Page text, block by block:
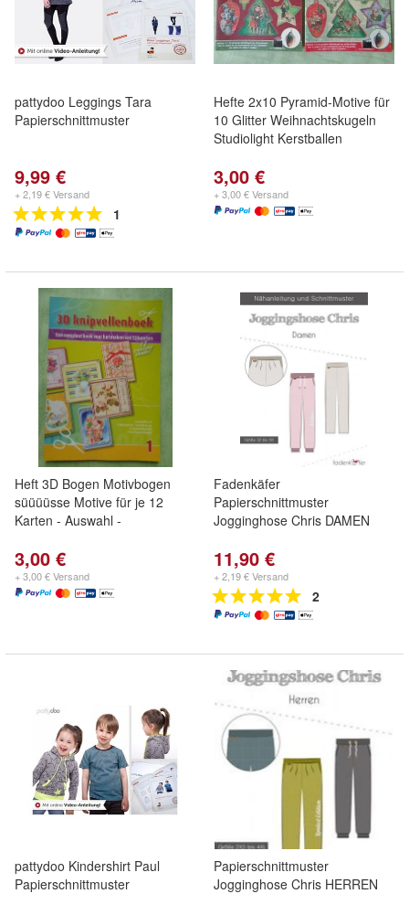
pattydoo Leggings Tara
Papierschnittmuster
9,99 €
+ 2,19 € Versand
1
Hefte 2x10 Pyramid-Motive für
10 Glitter Weihnachtskugeln
Studiolight Kerstballen
3,00 €
+ 3,00 € Versand
Heft 3D Bogen Motivbogen
süüüüsse Motive für je 12
Karten - Auswahl -
3,00 €
+ 3,00 € Versand
Fadenkäfer
Papierschnittmuster
Jogginghose Chris DAMEN
11,90 €
+ 2,19 € Versand
2
pattydoo Kindershirt Paul
Papierschnittmuster
Papierschnittmuster
Jogginghose Chris HERREN